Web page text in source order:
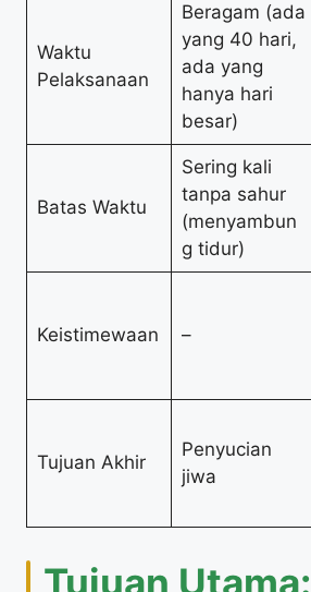
Waktu
Pelaksanaan
Beragam (ada
yang 40 hari,
ada yang
hanya hari
besar)
Batas Waktu
Sering kali
tanpa sahur
(menyambun
g tidur)
Keistimewaan –
Tujuan Akhir
Penyucian
jiwa
Tujuan Utama: